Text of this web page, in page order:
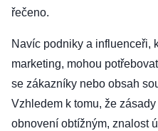
řečeno.
Navíc podniky a influenceři,
marketing, mohou
se zákazníky nebo obsah
Vzhledem k tomu, že
obnovení obtížným, znalost